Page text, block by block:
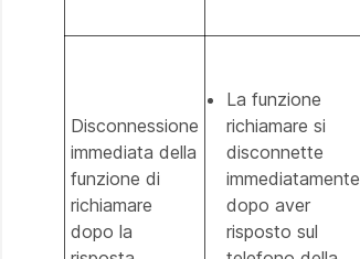
Disconnessione
immediata della
funzione di
richiamare
dopo la
La funzione
richiamare si
disconnette
immediatamente
dopo aver
risposto sul